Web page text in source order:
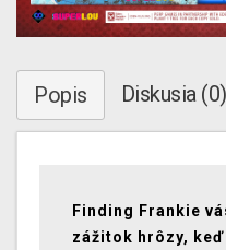
Popis Diskusia (0)
Finding Frankie
zážitok hrôzy,